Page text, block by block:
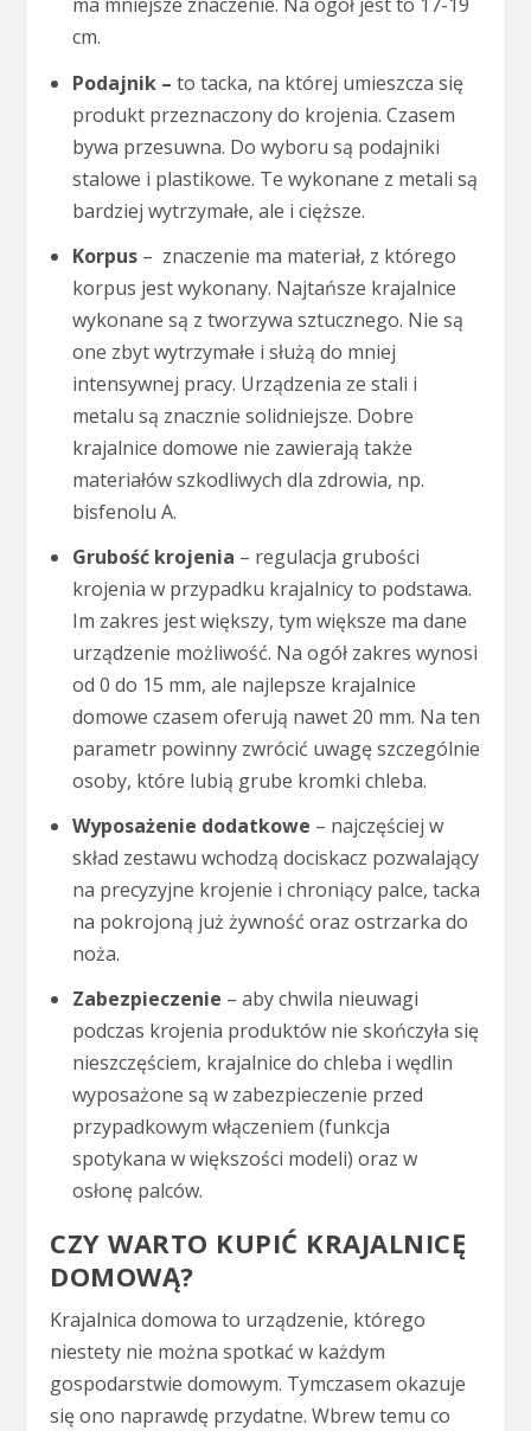
cm.
Podajnik – to tacka, na której umieszcza się
produkt przeznaczony do krojenia. Czasem
bywa przesuwna. Do wyboru są podajniki
stalowe i plastikowe. Te wykonane z metali są
bardziej wytrzymałe, ale i cięższe.
Korpus– znaczenie ma materiał, z którego
korpus jest wykonany. Najtańsze krajalnice
wykonane są z tworzywa sztucznego. Nie są
one zbyt wytrzymałe i służą do mniej
intensywnej pracy. Urządzenia ze stali i
metalu są znacznie solidniejsze. Dobre
krajalnice domowe nie zawierają także
materiałów szkodliwych dla zdrowia, np.
bisfenolu A.
Grubość krojenia – regulacja grubości
krojenia w przypadku krajalnicy to podstawa.
Im zakres jest większy, tym większe ma dane
urządzenie możliwość. Na ogół zakres wynosi
od 0 do 15 mm, ale najlepsze krajalnice
domowe czasem oferują nawet 20 mm. Na ten
parametr powinny zwrócić uwagę szczególnie
osoby, które lubią grube kromki chleba.
Wyposażenie dodatkowe – najczęściej w
skład zestawu wchodzą dociskacz pozwalający
na precyzyjne krojenie i chroniący palce, tacka
na pokrojoną już żywność oraz ostrzarka do
noża.
Zabezpieczenie – aby chwila nieuwagi
podczas krojenia produktów nie skończyła się
nieszczęściem, krajalnice do chleba i wędlin
wyposażone są w zabezpieczenie przed
przypadkowym włączeniem (funkcja
spotykana w większości modeli) oraz w
osłonę palców.
CZY WARTO KUPIĆ KRAJALNICĘ
DOMOWĄ?
Krajalnica domowa to urządzenie, którego
niestety nie można spotkać w każdym
gospodarstwie domowym. Tymczasem okazuje
się ono naprawdę przydatne. Wbrew temu co